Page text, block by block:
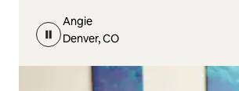
Angie
Denver, CO